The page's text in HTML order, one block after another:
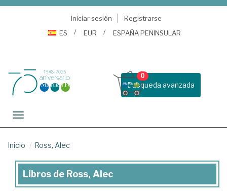
Iniciar sesión
Registrarse
ES
EUR ESPAÑA PENINSULAR
Busqueda avanzada
0
Toggle navigation
Inicio Ross, Alec
Libros
Libros de Ross, Alec